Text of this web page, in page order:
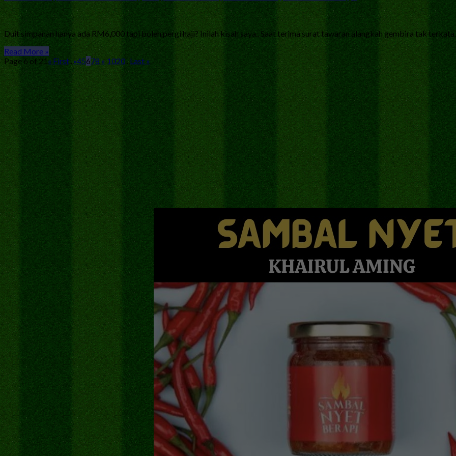
Duit simpanan hanya ada RM6,000 tapi boleh pergi haji? Inilah kisah saya.. Saat terima surat tawaran alangkah gembira tak
Read More »
Page 6 of 21 « First...«45678 » 1020...Last »